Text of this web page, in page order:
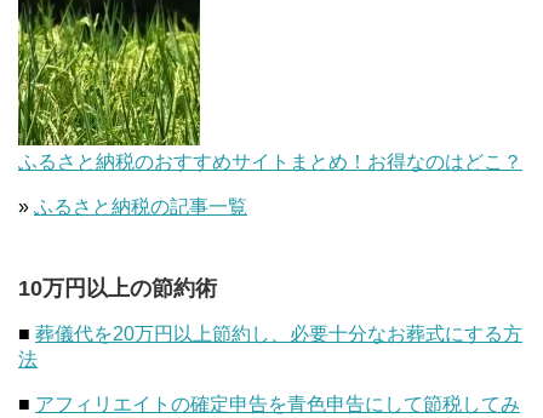
ふるさと納税のおすすめサイトまとめ！お得なのはどこ？
» ふるさと納税の記事一覧
10万円以上の節約術
■ 葬儀代を20万円以上節約し、必要十分なお葬式にする方
法
■ アフィリエイトの確定申告を青色申告にして節税してみ